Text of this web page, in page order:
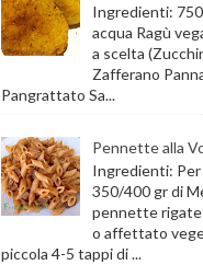
Ingredienti:
acqua Ragù
a scelta
Zafferano
Pangrattato Sa...
Pennette alla
Ingredienti:
350/400 gr di
pennette rigate
o affettato
piccola 4-5 tappi di ...